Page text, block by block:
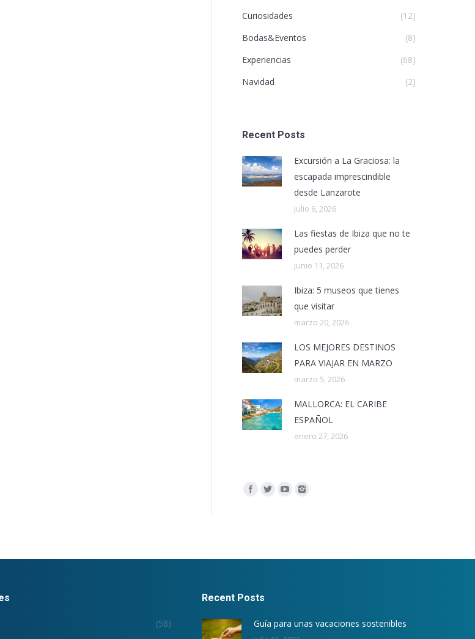
Curiosidades
(12)
Bodas&Eventos
(8)
Experiencias
(68)
Navidad
(2)
Recent Posts
Excursión a La Graciosa: la
escapada imprescindible
desde Lanzarote
julio 6, 2026
Las fiestas de Ibiza que no te
puedes perder
junio 11, 2026
Ibiza: 5 museos que tienes
que visitar
marzo 20, 2026
LOS MEJORES DESTINOS
PARA VIAJAR EN MARZO
marzo 5, 2026
MALLORCA: EL CARIBE
ESPAÑOL
enero 27, 2026
Encuéntranos en:
(58)
Recent Posts
Guía para unas vacaciones sostenibles